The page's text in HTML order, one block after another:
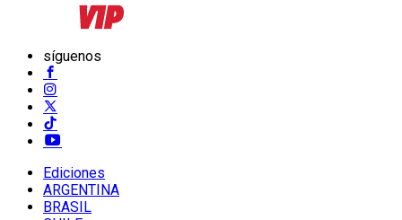
síguenos
Ediciones
ARGENTINA
BRASIL